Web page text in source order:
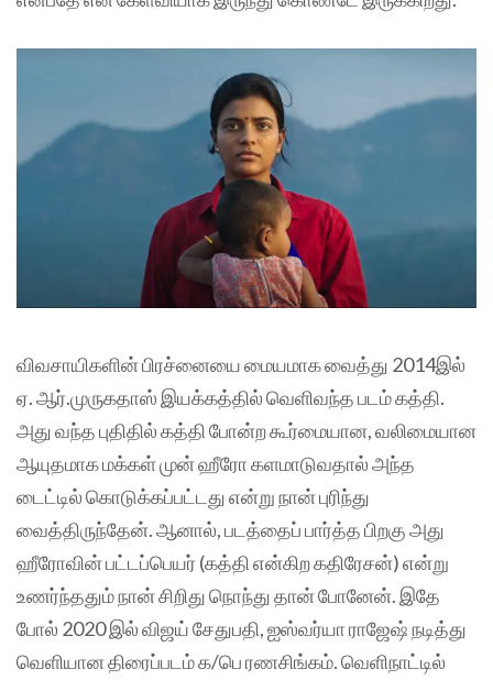
விவசாயிகளின் பிரச்னையை மையமாக வைத்து 2014இல்
ஏ. ஆர்.முருகதாஸ் இயக்கத்தில் வெளிவந்த படம் கத்தி.
அது வந்த புதிதில் கத்தி போன்ற கூர்மையான, வலிமையான
ஆயுதமாக மக்கள் முன் ஹீரோ களமாடுவதால் அந்த
டைட்டில் கொடுக்கப்பட்டது என்று நான் புரிந்து
வைத்திருந்தேன். ஆனால், படத்தைப் பார்த்த பிறகு அது
ஹீரோவின் பட்டப்பெயர் (கத்தி என்கிற கதிரேசன்) என்று
உணர்ந்ததும் நான் சிறிது நொந்து தான் போனேன். இதே
போல் 2020 இல் விஜய் சேதுபதி, ஐஸ்வர்யா ராஜேஷ் நடித்து
வெளியான திரைப்படம் க/பெ ரணசிங்கம். வெளிநாட்டில்